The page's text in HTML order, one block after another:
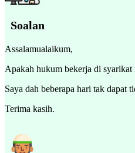
Soalan
Assalamualaikum,
Apakah hukum bekerja di syarikat
Saya dah beberapa hari tak dapat
Terima kasih.